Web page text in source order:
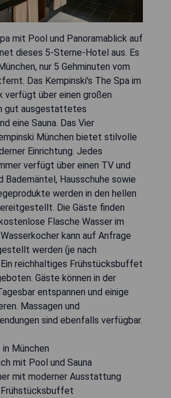
mit Pool und Panoramablick auf
dieses 5-Sterne-Hotel aus. Es
nur 5 Gehminuten vom
Das Kempinski's The Spa im
verfügt über einen großen
gut ausgestattetes
eine Sauna. Das Vier
München bietet stilvolle
Einrichtung. Jedes
verfügt über einen TV und
Bademäntel, Hausschuhe sowie
werden in den hellen
Die Gäste finden
Flasche Wasser im
kann auf Anfrage
werden (je nach
reichhaltiges Frühstücksbuffet
Gäste können in der
entspannen und einige
Massagen und
sind ebenfalls verfügbar.
München
mit Pool und Sauna
mit moderner Ausstattung